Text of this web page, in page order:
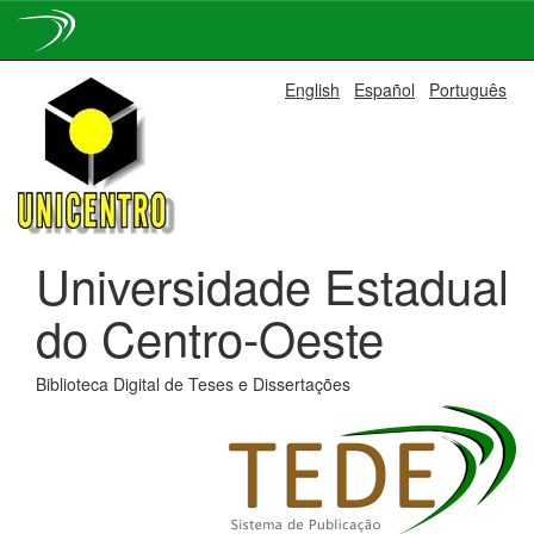
navigation
English Español Português
Universidade Estadual
do Centro-Oeste
Biblioteca Digital de Teses e Dissertações